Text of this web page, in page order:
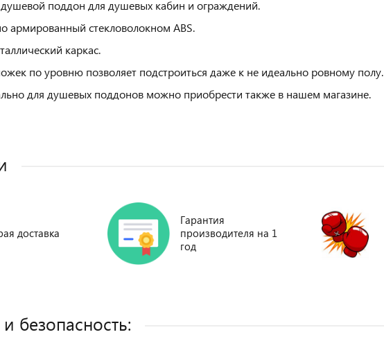
поддон для душевых кабин и ограждений.
армированный стекловолокном ABS.
каркас.
по уровню позволяет подстроиться даже к не идеально ровному полу.
для душевых поддонов можно приобрести также в нашем магазине.
доставка
Гарантия
производителя на 1
год
безопасность: